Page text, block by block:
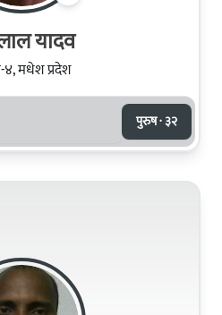
यादव
४, मधेश प्रदेश
पुरुष · ३२